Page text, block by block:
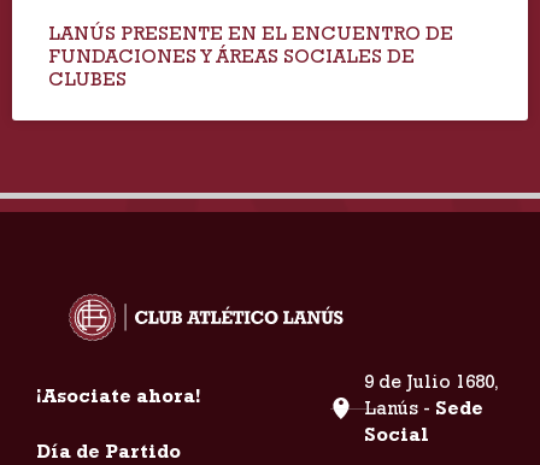
LANÚS PRESENTE EN EL ENCUENTRO DE
FUNDACIONES Y ÁREAS SOCIALES DE
CLUBES
¡Asociate ahora!
Día de Partido
9 de Julio 1680,
Lanús - Sede
Social